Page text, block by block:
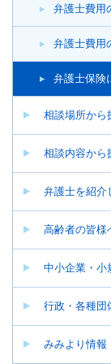
弁護士費用
弁護士費用
弁護士保険
相談場所から
相談内容から
弁護士を紹介
高齢者の皆様
中小企業・小
行政・各種団
みみより情報